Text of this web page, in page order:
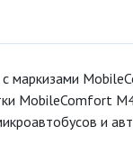
маркизами
MobileComfort
и